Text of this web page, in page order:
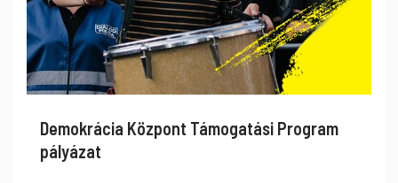
Demokrácia Központ Támogatási Program
pályázat